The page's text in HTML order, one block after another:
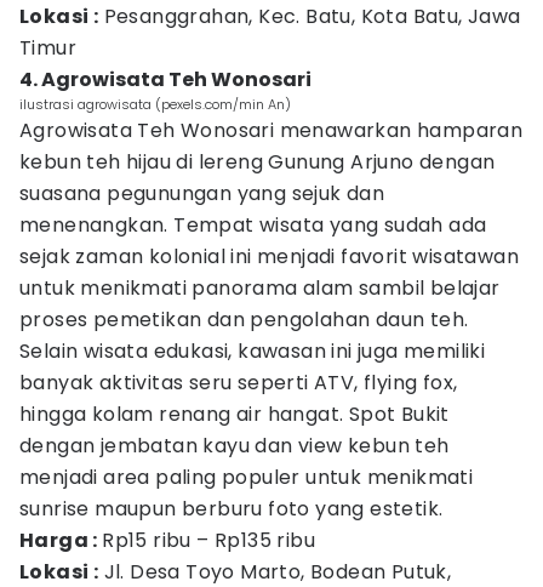
Lokasi : Pesanggrahan, Kec. Batu, Kota Batu, Jawa
Timur
4. Agrowisata Teh Wonosari
ilustrasi agrowisata (pexels.com/min An)
Agrowisata Teh Wonosari menawarkan hamparan
kebun teh hijau di lereng Gunung Arjuno dengan
suasana pegunungan yang sejuk dan
menenangkan. Tempat wisata yang sudah ada
sejak zaman kolonial ini menjadi favorit wisatawan
untuk menikmati panorama alam sambil belajar
proses pemetikan dan pengolahan daun teh.
Selain wisata edukasi, kawasan ini juga memiliki
banyak aktivitas seru seperti ATV, flying fox,
hingga kolam renang air hangat. Spot Bukit
dengan jembatan kayu dan view kebun teh
menjadi area paling populer untuk menikmati
sunrise maupun berburu foto yang estetik.
Harga : Rp15 ribu – Rp135 ribu
Lokasi : Jl. Desa Toyo Marto, Bodean Putuk,